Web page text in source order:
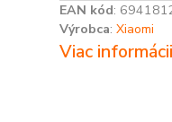
EAN kód:
Výrobca: Xiaomi
Viac informácii